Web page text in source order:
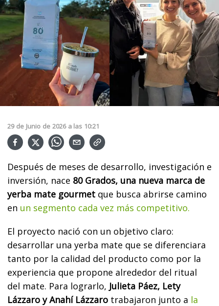
29 de Junio de 2026 a las 10:21
Después de meses de desarrollo, investigación e
inversión, nace 80 Grados, una nueva marca de
yerba mate gourmet que busca abrirse camino
en un segmento cada vez más competitivo.
El proyecto nació con un objetivo claro:
desarrollar una yerba mate que se diferenciara
tanto por la calidad del producto como por la
experiencia que propone alrededor del ritual
del mate. Para lograrlo, Julieta Páez, Lety
Lázzaro y Anahí Lázzaro trabajaron junto a la